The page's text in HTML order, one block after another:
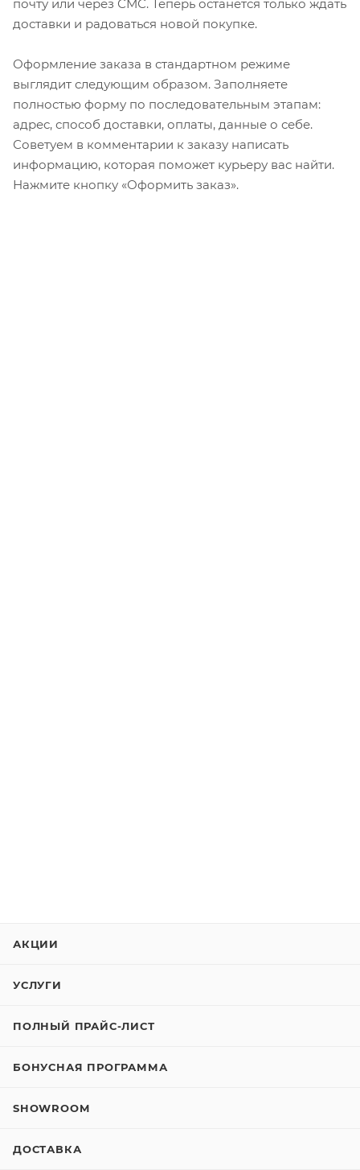
почту или через СМС. Теперь останется только ждать
доставки и радоваться новой покупке.
Оформление заказа в стандартном режиме
выглядит следующим образом. Заполняете
полностью форму по последовательным этапам:
адрес, способ доставки, оплаты, данные о себе.
Советуем в комментарии к заказу написать
информацию, которая поможет курьеру вас найти.
Нажмите кнопку «Оформить заказ».
АКЦИИ
УСЛУГИ
ПОЛНЫЙ ПРАЙС-ЛИСТ
БОНУСНАЯ ПРОГРАММА
SHOWROOM
ДОСТАВКА